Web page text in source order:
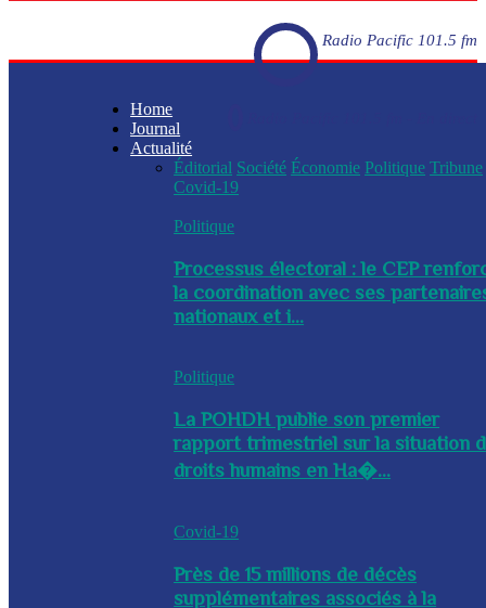
Radio Pacific 101.5 fm
Home
Journal
Actualité
Éditorial Société Économie Politique Tribune
Covid-19
Politique
Processus électoral : le CEP
la coordination avec ses
nationaux et i...
Politique
La POHDH publie son premier
rapport trimestriel sur la situation
droits humains en Ha�...
Covid-19
Près de 15 millions de décès
supplémentaires associés à la